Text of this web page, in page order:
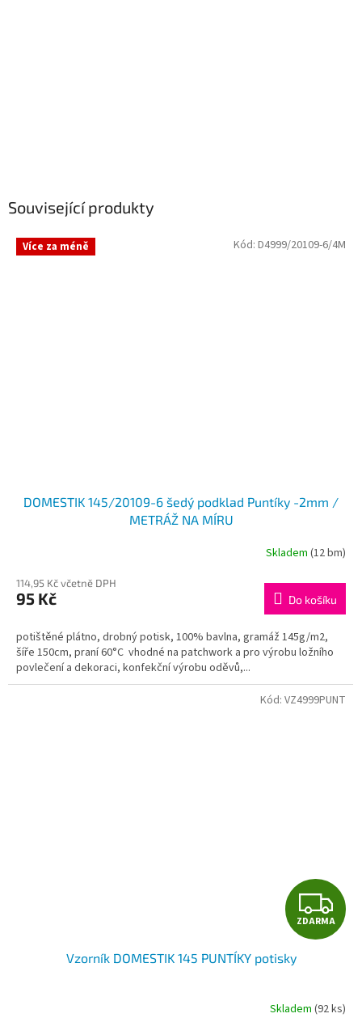
Související produkty
Více za méně
DOMESTIK 145/20109-6 šedý podklad Puntíky -2mm /
METRÁŽ NA MÍRU
Skladem (12 bm)
114,95 Kč včetně DPH
95 Kč Do košíku
potištěné plátno, drobný potisk, 100% bavlna, gramáž 145g/m2,
šíře 150cm, praní 60°C vhodné na patchwork a pro výrobu ložního
povlečení a dekoraci, konfekční výrobu oděvů,...
Kód: D4999/20109-6/4M
Z
D
R
ZDARMA
Vzorník DOMESTIK 145 PUNTÍKY potisky
Skladem (92 ks)
Kód: VZ4999PUNT